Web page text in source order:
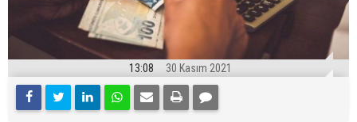
13:08 30 Kasım 2021